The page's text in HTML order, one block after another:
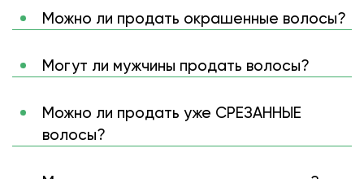
Можно ли продать окрашенные волосы?
Могут ли мужчины продать волосы?
Можно ли продать уже СРЕЗАННЫЕ
волосы?